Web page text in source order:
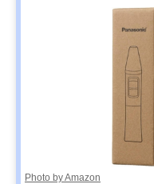
Photo by Amazon